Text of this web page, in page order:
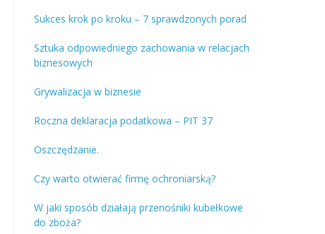
Sukces krok po kroku – 7 sprawdzonych porad
Sztuka odpowiedniego zachowania w relacjach
biznesowych
Grywalizacja w biznesie
Roczna deklaracja podatkowa – PIT 37
Oszczędzanie.
Czy warto otwierać firmę ochroniarską?
W jaki sposób działają przenośniki kubełkowe
do zboża?